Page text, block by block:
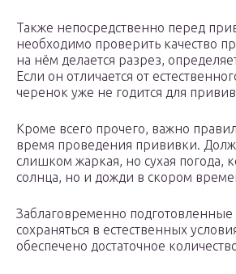
Также непосредственно перед
необходимо проверить качество
на нём делается разрез,
Если он отличается от
черенок уже не годится для
Кроме всего прочего, важно
время проведения прививки.
слишком жаркая, но сухая погода,
солнца, но и дожди в скором
Заблаговременно
сохраняться в естественных
обеспечено достаточное